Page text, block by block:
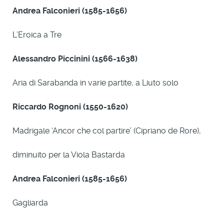
Andrea Falconieri (1585-1656)
L’Eroica a Tre
Alessandro Piccinini (1566-1638)
Aria di Sarabanda in varie partite, a Liuto solo
Riccardo Rognoni (1550-1620)
Madrigale ‘Ancor che col partire’ (Cipriano de Rore),
diminuito per la Viola Bastarda
Andrea Falconieri (1585-1656)
Gagliarda